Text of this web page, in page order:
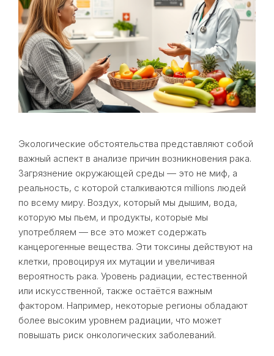
Экологические обстоятельства представляют собой
важный аспект в анализе причин возникновения рака.
Загрязнение окружающей среды — это не миф, а
реальность, с которой сталкиваются millions людей
по всему миру. Воздух, который мы дышим, вода,
которую мы пьем, и продукты, которые мы
употребляем — все это может содержать
канцерогенные вещества. Эти токсины действуют на
клетки, провоцируя их мутации и увеличивая
вероятность рака. Уровень радиации, естественной
или искусственной, также остаётся важным
фактором. Например, некоторые регионы обладают
более высоким уровнем радиации, что может
повышать риск онкологических заболеваний.